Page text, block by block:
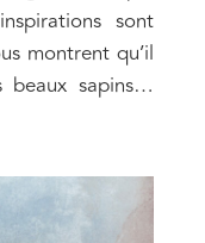
sont
montrent qu’il
sapins…